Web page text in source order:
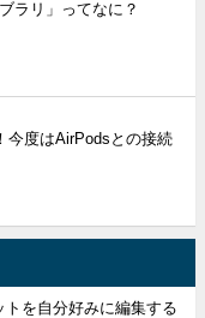
ラリ」ってなに？
今度はAirPodsとの接続
を自分好みに編集する